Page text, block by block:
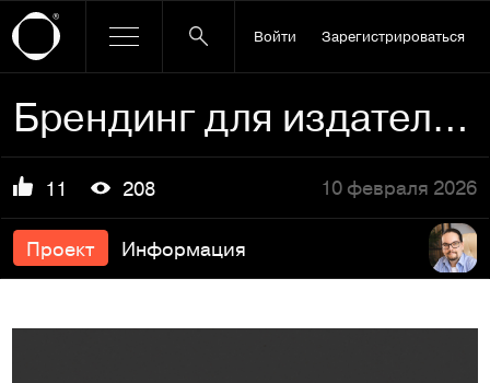
Войти Зарегистрироваться
Брендинг для издательства «Бумба»
11 208 10 февраля 2026
Проект Информация